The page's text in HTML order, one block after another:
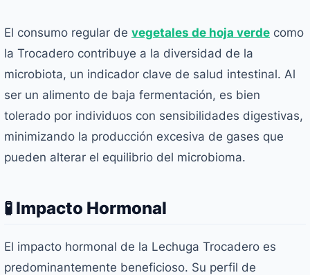
El consumo regular de vegetales de hoja verde como
la Trocadero contribuye a la diversidad de la
microbiota, un indicador clave de salud intestinal. Al
ser un alimento de baja fermentación, es bien
tolerado por individuos con sensibilidades digestivas,
minimizando la producción excesiva de gases que
pueden alterar el equilibrio del microbioma.
🧪 Impacto Hormonal
El impacto hormonal de la Lechuga Trocadero es
predominantemente beneficioso. Su perfil de